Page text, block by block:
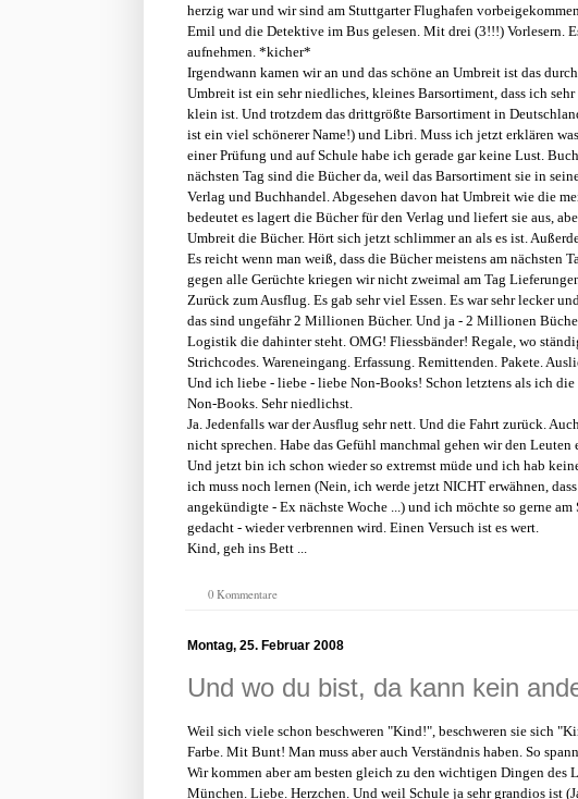
herzig war und wir sind am Stuttgarter Flughafen
Emil und die Detektive im Bus gelesen. Mit drei (3!!!) Vorlesern.
aufnehmen. *kicher*
Irgendwann kamen wir an und das schöne an Umbreit ist das
Umbreit ist ein sehr niedliches, kleines Barsortiment, dass ich
klein ist. Und trotzdem das drittgrößte Barsortiment in
ist ein viel schönerer Name!) und Libri. Muss ich jetzt erklären
einer Prüfung und auf Schule habe ich gerade gar keine Lust.
nächsten Tag sind die Bücher da, weil das Barsortiment sie in
Verlag und Buchhandel. Abgesehen davon hat Umbreit wie die
bedeutet es lagert die Bücher für den Verlag und liefert sie aus,
Umbreit die Bücher. Hört sich jetzt schlimmer an als es ist.
Es reicht wenn man weiß, dass die Bücher meistens am
gegen alle Gerüchte kriegen wir nicht zweimal am Tag
Zurück zum Ausflug. Es gab sehr viel Essen. Es war sehr lecker
das sind ungefähr 2 Millionen Bücher. Und ja - 2 Millionen
Logistik die dahinter steht. OMG! Fliessbänder! Regale, wo
Strichcodes. Wareneingang. Erfassung. Remittenden. Pakete.
Und ich liebe - liebe - liebe Non-Books! Schon letztens als ich
Non-Books. Sehr niedlichst.
Ja. Jedenfalls war der Ausflug sehr nett. Und die Fahrt zurück.
nicht sprechen. Habe das Gefühl manchmal gehen wir den
Und jetzt bin ich schon wieder so extremst müde und ich hab
ich muss noch lernen (Nein, ich werde jetzt NICHT erwähnen,
angekündigte - Ex nächste Woche ...) und ich möchte so gerne
gedacht - wieder verbrennen wird. Einen Versuch ist es wert.
Kind, geh ins Bett ...
0 Kommentare
Montag, 25. Februar 2008
Und wo du bist, da kann kein
Weil sich viele schon beschweren "Kind!", beschweren sie sich
Farbe. Mit Bunt! Man muss aber auch Verständnis haben. So
Wir kommen aber am besten gleich zu den wichtigen Dingen des
München. Liebe. Herzchen. Und weil Schule ja sehr grandios ist